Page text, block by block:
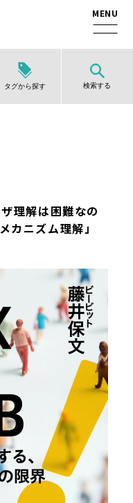
タグから探す 検索する
理解は困難なの
カニズム理解」